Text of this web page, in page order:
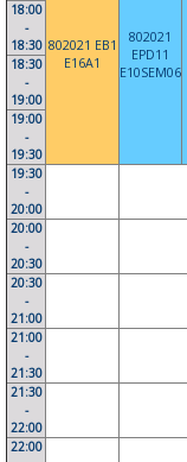
802021 EB1
E16A1
802021
EPD11
E10SEM06
18:00
-
18:30
18:30
-
19:00
19:00
-
19:30
19:30
-
20:00
20:00
-
20:30
20:30
-
21:00
21:00
-
21:30
21:30
-
22:00
22:00